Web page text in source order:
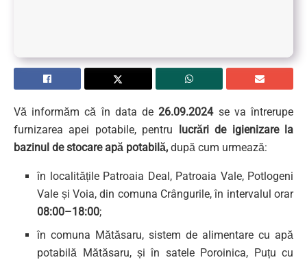
Vă informăm că în data de 26.09.2024 se va întrerupe
furnizarea apei potabile, pentru lucrări de igienizare la
bazinul de stocare apă potabilă, după cum urmează:
în localitățile Patroaia Deal, Patroaia Vale, Potlogeni
Vale și Voia, din comuna Crângurile, în intervalul orar
08:00–18:00;
în comuna Mătăsaru, sistem de alimentare cu apă
potabilă Mătăsaru, și în satele Poroinica, Puțu cu